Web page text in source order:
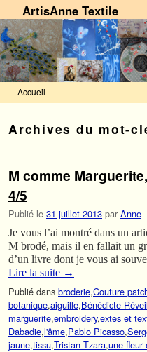
ArtisAnne Textile
Accueil
Archives du mot-
M comme
4/5
Publié le 31 juillet 2013 par Anne
Je vous l’ai montré dans un
M brodé, mais il en fallait un
d’un livre dont je vous ai
Lire la suite →
Publié dans broderie,Couture
botanique,aiguille,Bénédicte
marguerite,embroidery,extes et
Dabadie,l'âme,Pablo Picasso,
jaune,tissu,Tristan Tzara,une fleur